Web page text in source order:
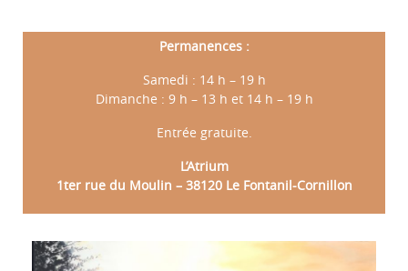
Permanences :
Samedi : 14 h – 19 h
Dimanche : 9 h – 13 h et 14 h – 19 h
Entrée gratuite.
L’Atrium
1ter rue du Moulin – 38120 Le Fontanil-Cornillon